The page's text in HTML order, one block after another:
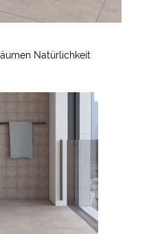
Natürlichkeit